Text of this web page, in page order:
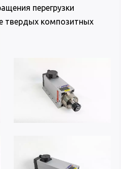
перегрузки
твердых композитных